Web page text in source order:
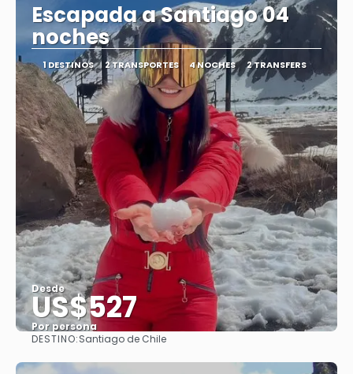
Escapada a Santiago 04
noches
1 DESTINOS 2 TRANSPORTES 4 NOCHES 2 TRANSFERS
Desde
US$527
Por persona
DESTINO:Santiago de Chile